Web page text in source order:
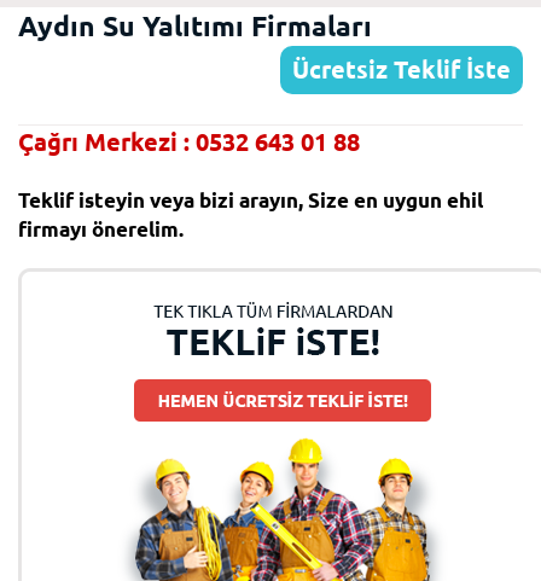
Aydın Su Yalıtımı Firmaları
Ücretsiz Teklif İste
Çağrı Merkezi : 0532 643 01 88
Teklif isteyin veya bizi arayın, Size en uygun ehil
firmayı önerelim.